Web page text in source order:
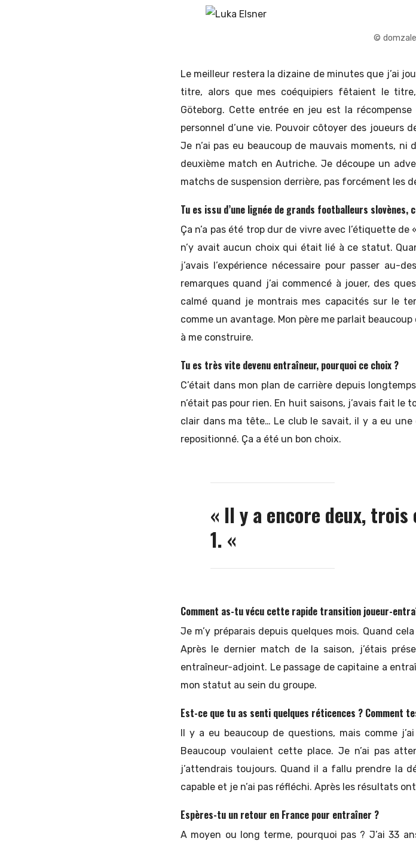
©
Le meilleur restera la dizaine de minutes que j’ai
titre, alors que mes coéquipiers fêtaient le
Göteborg. Cette entrée en jeu est la récompense
personnel d’une vie. Pouvoir côtoyer des joueurs
Je n’ai pas eu beaucoup de mauvais moments,
deuxième match en Autriche. Je découpe un
matchs de suspension derrière, pas forcément les
Tu es issu d’une lignée de grands footballeurs
Ça n’a pas été trop dur de vivre avec l’étiquette
n’y avait aucun choix qui était lié à ce statut.
j’avais l’expérience nécessaire pour passer au-
remarques quand j’ai commencé à jouer, des
calmé quand je montrais mes capacités sur le
comme un avantage. Mon père me parlait
à me construire.
Tu es très vite devenu entraîneur, pourquoi ce choix ?
C’était dans mon plan de carrière depuis
n’était pas pour rien. En huit saisons, j’avais fait le
clair dans ma tête… Le club le savait, il y a eu une
repositionné. Ça a été un bon choix.
« Il y a encore deux,
1. «
Comment as-tu vécu cette rapide transition joueur-
Je m’y préparais depuis quelques mois. Quand
Après le dernier match de la saison, j’étais
entraîneur-adjoint. Le passage de capitaine a
mon statut au sein du groupe.
Est-ce que tu as senti quelques réticences ? Comment
Il y a eu beaucoup de questions, mais comme
Beaucoup voulaient cette place. Je n’ai pas
j’attendrais toujours. Quand il a fallu prendre la
capable et je n’ai pas réfléchi. Après les résultats
Espères-tu un retour en France pour entraîner ?
A moyen ou long terme, pourquoi pas ? J’ai 33